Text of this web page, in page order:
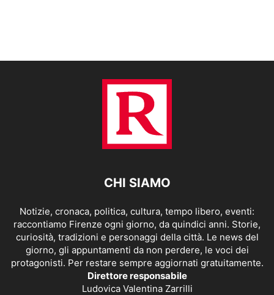
CHI SIAMO
Notizie, cronaca, politica, cultura, tempo libero, eventi:
raccontiamo Firenze ogni giorno, da quindici anni. Storie,
curiosità, tradizioni e personaggi della città. Le news del
giorno, gli appuntamenti da non perdere, le voci dei
protagonisti. Per restare sempre aggiornati gratuitamente.
Direttore responsabile
Ludovica Valentina Zarrilli